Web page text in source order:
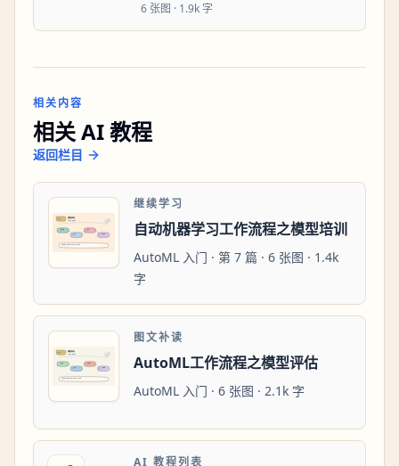
6 张图 · 1.9k 字
相关内容
相关 AI 教程
返回栏目
继续学习
自动机器学习工作流程之模型培训
AutoML 入门 · 第 7 篇 · 6 张图 · 1.4k
字
图文补读
AutoML工作流程之模型评估
AutoML 入门 · 6 张图 · 2.1k 字
AI 教程列表